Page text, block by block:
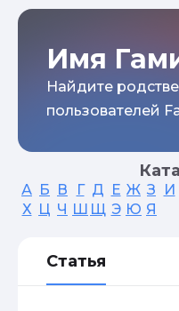
Имя
Найдите
пользователей
А Б В Г Д Е Ж З И
Х Ц Ч Ш Щ Э Ю Я
Статья